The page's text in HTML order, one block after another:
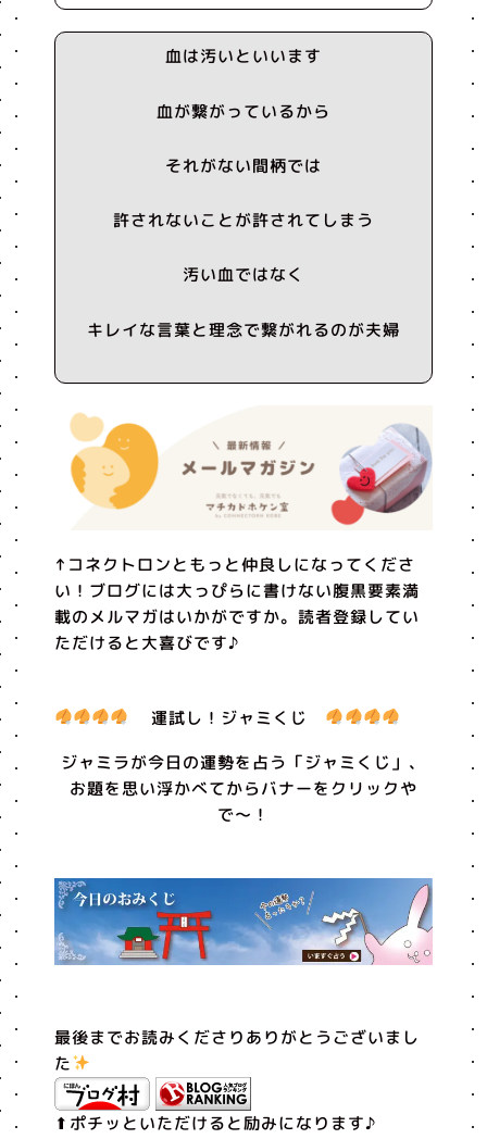
血は汚いといいます
血が繋がっているから
それがない間柄では
許されないことが許されてしまう
汚い血ではなく
キレイな言葉と理念で繋がれるのが夫婦
↑コネクトロンともっと仲良しになってくださ
い！ブログには大っぴらに書けない腹黒要素満
載のメルマガはいかがですか。読者登録してい
ただけると大喜びです♪
運試し！ジャミくじ
ジャミラが今日の運勢を占う「ジャミくじ」、
お題を思い浮かべてからバナーをクリックや
で〜！
最後までお読みくださりありがとうございまし
た
⬆︎ポチッといただけると励みになります♪